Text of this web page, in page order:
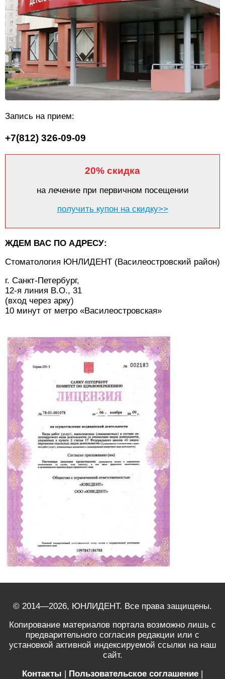
Запись на прием:
+7(812) 326-09-09
20% скидка
на лечение при первичном посещении
получить купон на скидку>>
ЖДЕМ ВАС ПО АДРЕСУ:
Стоматология ЮНЛИДЕНТ (Василеостровский район)
г. Санкт-Петербург,
12-я линия В.О., 31
(вход через арку)
10 минут от метро «Василеостровская»
© 2014—2026, ЮНЛИДЕНТ. Все права защищены.
Копирование материалов портала возможно лишь с
предварительного согласия редакции или с
установкой активной индексируемой ссылки на наш
сайт.
Контакты | Пользовательское соглашение |